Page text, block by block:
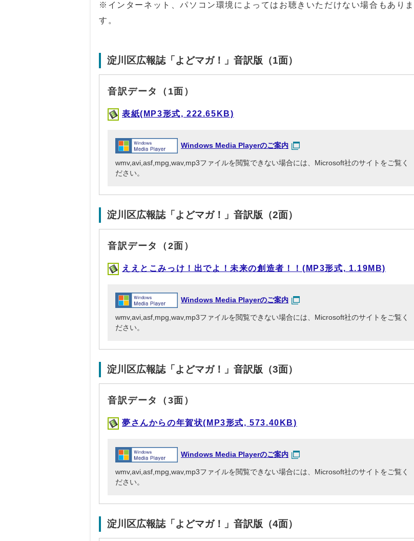
※インターネット、パソコン環境によってはお聴きいただけない場合もありま
す。
淀川区広報誌「よどマガ！」音訳版（1面）
音訳データ（1面）
表紙(MP3形式, 222.65KB)
Windows Media Playerのご案内
wmv,avi,asf,mpg,wav,mp3ファイルを閲覧できない場合には、Microsoft社のサイトをご覧く
ださい。
淀川区広報誌「よどマガ！」音訳版（2面）
音訳データ（2面）
ええとこみっけ！出でよ！未来の創造者！！(MP3形式, 1.19MB)
Windows Media Playerのご案内
wmv,avi,asf,mpg,wav,mp3ファイルを閲覧できない場合には、Microsoft社のサイトをご覧く
ださい。
淀川区広報誌「よどマガ！」音訳版（3面）
音訳データ（3面）
夢さんからの年賀状(MP3形式, 573.40KB)
Windows Media Playerのご案内
wmv,avi,asf,mpg,wav,mp3ファイルを閲覧できない場合には、Microsoft社のサイトをご覧く
ださい。
淀川区広報誌「よどマガ！」音訳版（4面）